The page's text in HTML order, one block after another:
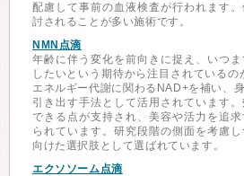
配慮して事前の血液検査が行われます
討されることが多い施術です。
NMN点滴
年齢に伴う変化を前向きに捉え、いつ
したいという期待から注目されている
エネルギー代謝に関わるNAD+を補い、
引き出す手法として活用されています
できる点が支持され、美容や活力を追
られています。研究段階の側面を考慮
向けた選択肢として選ばれています。
エクソソーム点滴